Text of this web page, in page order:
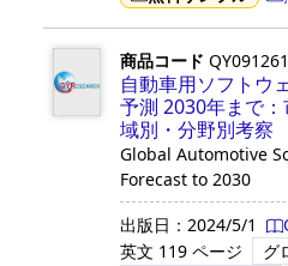
商品コード
自動車用ソフトウ
予測 2030年まで
域別・分野別考察
Global Automotive
Forecast to 2030
出版日： 2024/5/1
英文 119 ページ
グ